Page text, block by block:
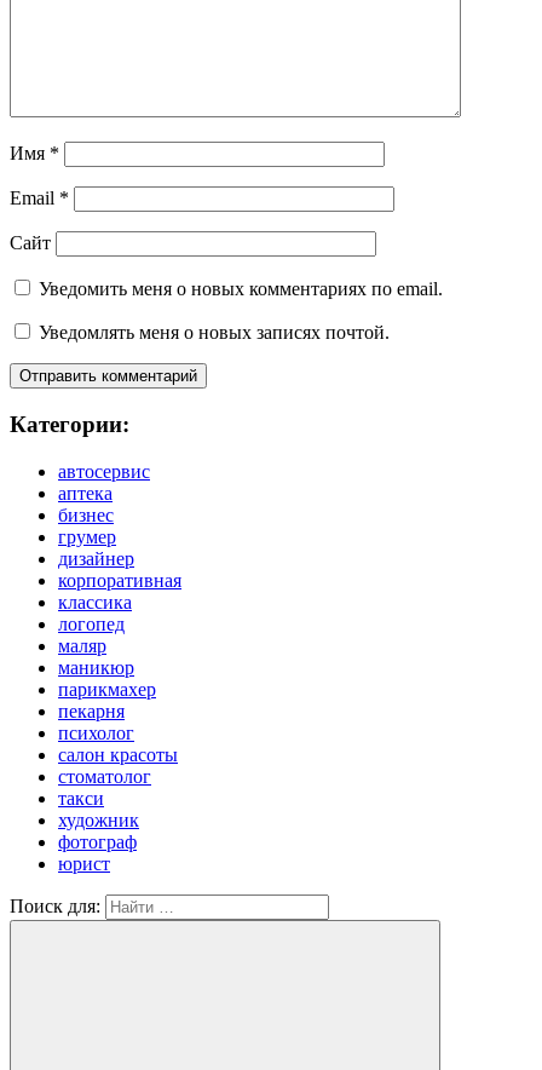
Имя *
Email *
Сайт
Уведомить меня о новых комментариях по email.
Уведомлять меня о новых записях почтой.
Категории:
автосервис
аптека
бизнес
грумер
дизайнер
корпоративная
классика
логопед
маляр
маникюр
парикмахер
пекарня
психолог
салон красоты
стоматолог
такси
художник
фотограф
юрист
Поиск для: